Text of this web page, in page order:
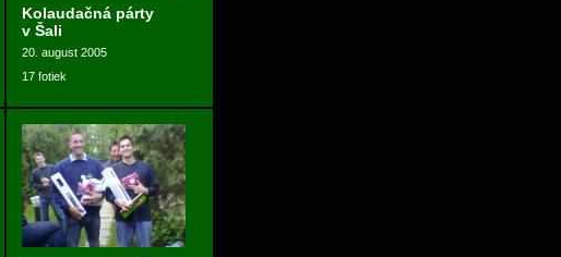
Kolaudačná párty
v Šali
20. august 2005
17 fotiek